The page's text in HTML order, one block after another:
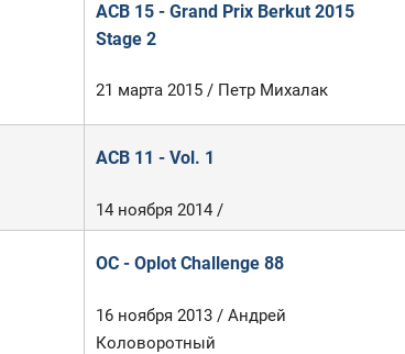
ACB 15 - Grand Prix Berkut 2015
Stage 2
21 марта 2015 / Петр Михалак
ACB 11 - Vol. 1
14 ноября 2014 /
OC - Oplot Challenge 88
16 ноября 2013 / Андрей
Коловоротный